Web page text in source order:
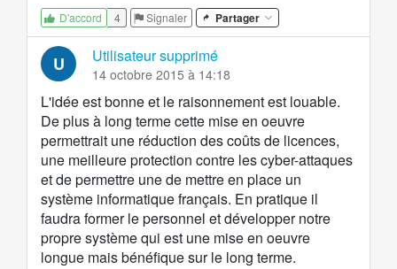
D'accord 4 Signaler Partager
U Utilisateur supprimé
14 octobre 2015 à 14:18
L'idée est bonne et le raisonnement est louable.
De plus à long terme cette mise en oeuvre
permettrait une réduction des coûts de licences,
une meilleure protection contre les cyber-attaques
et de permettre une de mettre en place un
système informatique français. En pratique il
faudra former le personnel et développer notre
propre système qui est une mise en oeuvre
longue mais bénéfique sur le long terme.